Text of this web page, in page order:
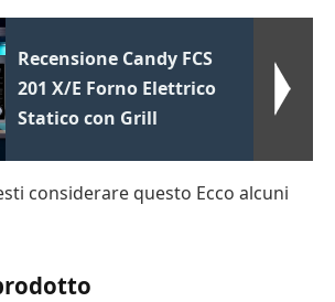
Recensione Candy FCS
201 X/E Forno Elettrico
Statico con Grill
considerare questo Ecco alcuni